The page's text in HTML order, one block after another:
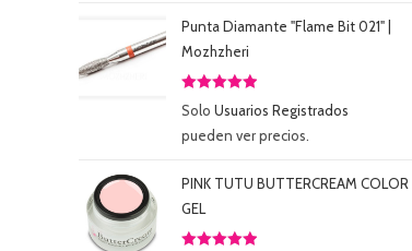
Punta Diamante "Flame Bit 021" |
Mozhzheri
Valorado
5.00
5
Solo Usuarios Registrados
pueden ver precios.
PINK TUTU BUTTERCREAM COLOR
GEL